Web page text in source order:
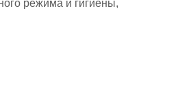
режима и гигиены,